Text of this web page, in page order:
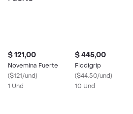
$ 121,00
Novemina Fuerte
($121/und)
1 Und
$ 445,00
Flodigrip
($44.50/und)
10 Und